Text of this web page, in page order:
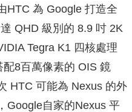
HTC 為 Google 打造全
QHD 級別的 8.9 吋 2K
Tegra K1 四核處理
8百萬像素的 OIS 鏡
HTC 可能為 Nexus 的外
Google自家的Nexus 平